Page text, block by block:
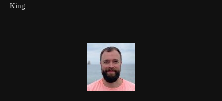
King